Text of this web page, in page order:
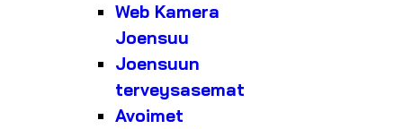
Web Kamera
Joensuu
Joensuun
terveysasemat
Avoimet